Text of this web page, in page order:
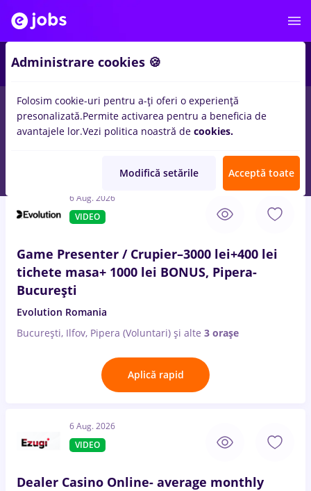
Salarii Remote (de acasă) București Cluj-
6 Aug. 2026
VIDEO
Game Presenter / Crupier–3000 lei+400 lei
tichete masa+ 1000 lei BONUS, Pipera-
București
Evolution Romania
București, Ilfov, Pipera (Voluntari) și alte 3 orașe
Aplică rapid
6 Aug. 2026
VIDEO
Dealer Casino Online- average monthly
Administrare cookies 🍪
Folosim cookie-uri pentru a-ți oferi o experiență
presonalizată.Permite activarea pentru a beneficia de
avantajele lor.Vezi politica noastră de cookies.
Modifică setările Acceptă toate